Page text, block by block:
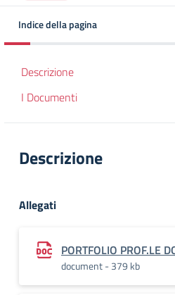
Indice della pagina
Descrizione
I Documenti
Descrizione
Allegati
PORTFOLIO PROF.LE
document - 379 kb